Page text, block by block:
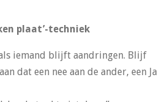
plaat’-techniek
iemand blijft aandringen. Blijf
dat een nee aan de ander, een Ja